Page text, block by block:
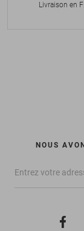
Livraison en
NOUS